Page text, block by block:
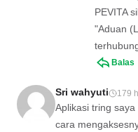
PEVITA
"Aduan
Balas
Sri wahyuti 179
Aplikasi tring
cara